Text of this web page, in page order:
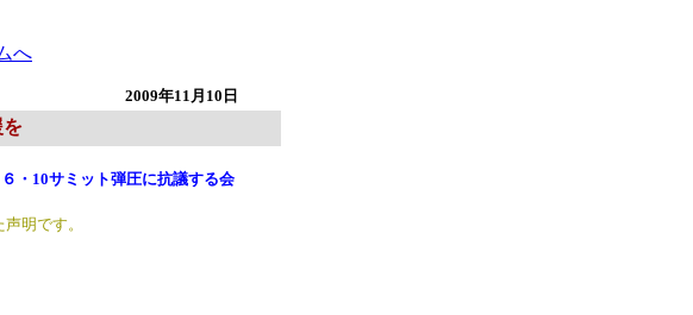
へ
2009年11月10日
を
抗議する会
明です。